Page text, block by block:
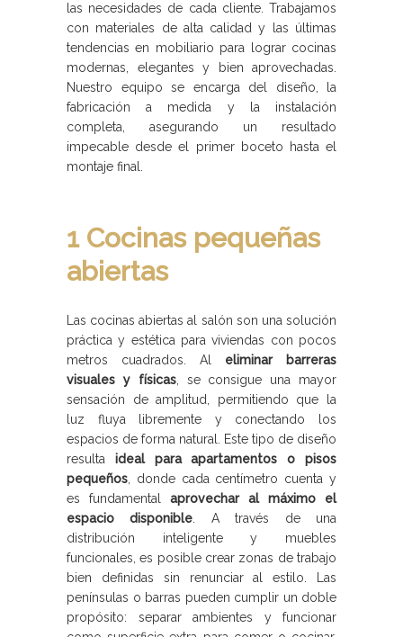
las necesidades de cada cliente. Trabajamos
con materiales de alta calidad y las últimas
tendencias en mobiliario para lograr cocinas
modernas, elegantes y bien aprovechadas.
Nuestro equipo se encarga del diseño, la
fabricación a medida y la instalación
completa, asegurando un resultado
impecable desde el primer boceto hasta el
montaje final.
1 Cocinas pequeñas
abiertas
Las cocinas abiertas al salón son una solución
práctica y estética para viviendas con pocos
metros cuadrados. Al eliminar barreras
visuales y físicas, se consigue una mayor
sensación de amplitud, permitiendo que la
luz fluya libremente y conectando los
espacios de forma natural. Este tipo de diseño
resulta ideal para apartamentos o pisos
pequeños , donde cada centímetro cuenta y
es fundamental aprovechar al máximo el
espacio disponible . A través de una
distribución inteligente y muebles
funcionales, es posible crear zonas de trabajo
bien definidas sin renunciar al estilo. Las
penínsulas o barras pueden cumplir un doble
propósito: separar ambientes y funcionar